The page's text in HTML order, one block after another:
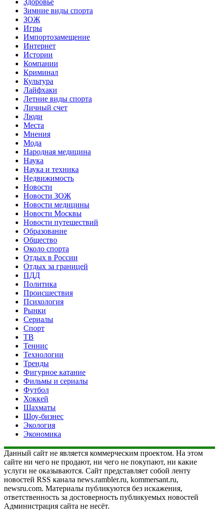
Здоровье
Зимние виды спорта
ЗОЖ
Игры
Импортозамещение
Интернет
Истории
Компании
Криминал
Культура
Лайфхаки
Летние виды спорта
Личный счет
Люди
Места
Мнения
Мода
Народная медицина
Наука
Наука и техника
Недвижимость
Новости
Новости ЗОЖ
Новости медицины
Новости Москвы
Новости путешествий
Образование
Общество
Около спорта
Отдых в России
Отдых за границей
ПДД
Политика
Происшествия
Психология
Рынки
Сериалы
Спорт
ТВ
Теннис
Технологии
Тренды
Фигурное катание
Фильмы и сериалы
Футбол
Хоккей
Шахматы
Шоу-бизнес
Экология
Экономика
Данный сайт не является коммерческим проектом. На этом
сайте ни чего не продают, ни чего не покупают, ни какие
услуги не оказываются. Сайт представляет собой ленту
новостей RSS канала news.rambler.ru, kommersant.ru,
newsru.com. Материалы публикуются без искажения,
ответственность за достоверность публикуемых новостей
Администрация сайта не несёт.